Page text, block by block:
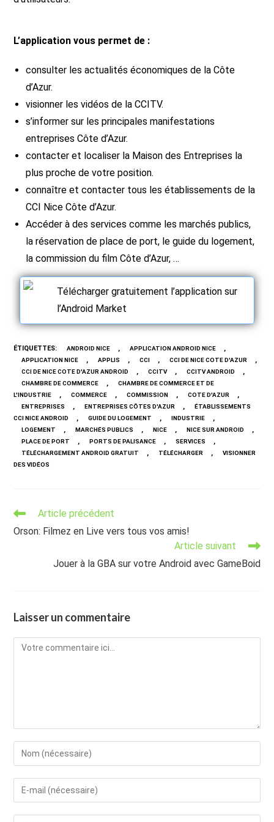
L’application vous permet de :
consulter les actualités économiques de la Côte
d’Azur.
visionner les vidéos de la CCITV.
s’informer sur les principales manifestations
entreprises Côte d’Azur.
contacter et localiser la Maison des Entreprises la
plus proche de votre position.
connaître et contacter tous les établissements de la
CCI Nice Côte d’Azur.
Accéder à des services comme les marchés publics,
la réservation de place de port, le guide du logement,
la commission du film Côte d’Azur, …
Télécharger gratuitement l’application sur
l’Android Market
ÉTIQUETTES: ANDROID NICE , APPLICATION ANDROID NICE ,
APPLICATION NICE , APPLIS , CCI , CCI DE NICE COTE D'AZUR ,
CCI DE NICE COTE D'AZUR ANDROID , CCITV , CCITV ANDROID ,
CHAMBRE DE COMMERCE ,
CHAMBRE DE COMMERCE ET DE
L'INDUSTRIE
, COMMERCE , COMMISSION , COTE D'AZUR ,
ENTREPRISES , ENTREPRISES CÔTES D'AZUR ,
ÉTABLISSEMENTS
CCI NICE ANDROID
, GUIDE DU LOGEMENT , INDUSTRIE ,
LOGEMENT , MARCHÉS PUBLICS , NICE , NICE SUR ANDROID ,
PLACE DE PORT , PORTS DE PALISANCE , SERVICES ,
TÉLÉCHARGEMENT ANDROID GRATUIT , TÉLÉCHARGER ,
VISIONNER
DES VIDÉOS
Read
articles
Article précédent
Orson: Filmez en Live vers tous vos amis!
Article suivant
Jouer à la GBA sur votre Android avec GameBoid
Laisser un commentaire
Comment
Enter
your
name
Enter
your
email